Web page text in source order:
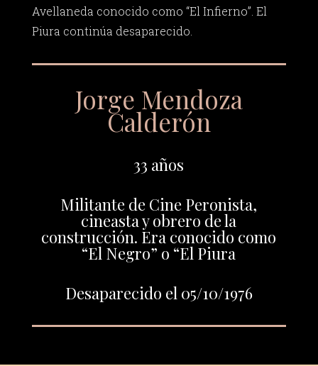
Avellaneda conocido como “El Infierno”. El
Piura continúa desaparecido.
Jorge Mendoza
Calderón
33 años
Militante de Cine Peronista,
cineasta y obrero de la
construcción. Era conocido como
“El Negro” o “El Piura
Desaparecido el 05/10/1976